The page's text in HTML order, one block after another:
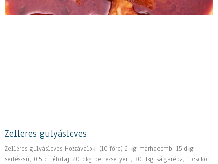
Zelleres gulyásleves
Zelleres gulyásleves Hozzávalók: (10 főre) 2 kg marhacomb, 15 dkg
sertészsír, 0,5 dl étolaj, 20 dkg petrezselyem, 30 dkg sárgarépa, 1 csokor